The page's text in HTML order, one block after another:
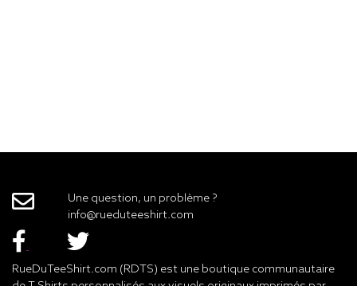
Une question, un problème ?
info@rueduteeshirt.com
RueDuTeeShirt.com (RDTS) est une boutique communautaire